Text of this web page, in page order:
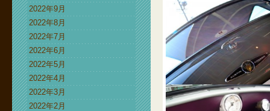
2022年9月
2022年8月
2022年7月
2022年6月
2022年5月
2022年4月
2022年3月
2022年2月